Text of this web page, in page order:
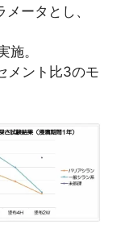
ータとし、
施。
メント比3のモ